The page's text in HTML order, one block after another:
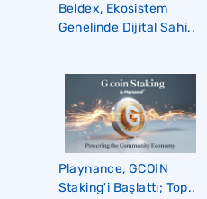
Beldex, Ekosistem
Genelinde Dijital Sahi..
Playnance, GCOIN
Staking'i Başlattı; Top..